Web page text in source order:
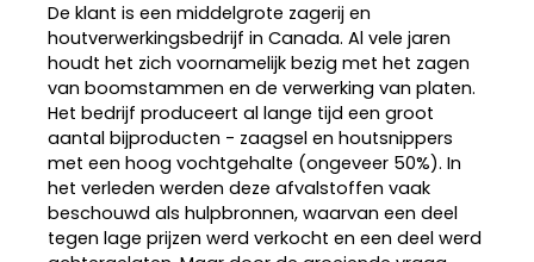
De klant is een middelgrote zagerij en
houtverwerkingsbedrijf in Canada. Al vele jaren
houdt het zich voornamelijk bezig met het zagen
van boomstammen en de verwerking van platen.
Het bedrijf produceert al lange tijd een groot
aantal bijproducten - zaagsel en houtsnippers
met een hoog vochtgehalte (ongeveer 50%). In
het verleden werden deze afvalstoffen vaak
beschouwd als hulpbronnen, waarvan een deel
tegen lage prijzen werd verkocht en een deel werd